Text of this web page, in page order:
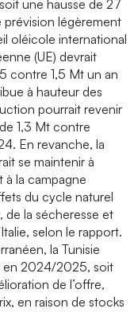
une hausse de 27
prévision légèrement
oléicole international
(UE) devrait
contre 1,5 Mt un an
à hauteur des
pourrait revenir
1,3 Mt contre
En revanche, la
se maintenir à
la campagne
du cycle naturel
de la sécheresse et
selon le rapport.
la Tunisie
2024/2025, soit
de l’offre,
en raison de stocks